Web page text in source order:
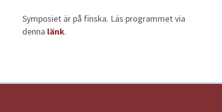
Symposiet är på finska. Läs programmet via
denna länk.